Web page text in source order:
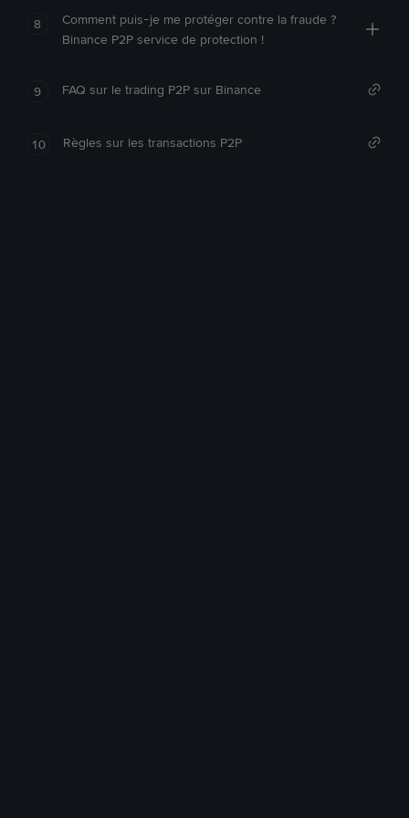
8
Comment puis-je me protéger contre la fraude ?
Binance P2P service de protection !
9 FAQ sur le trading P2P sur Binance
10 Règles sur les transactions P2P